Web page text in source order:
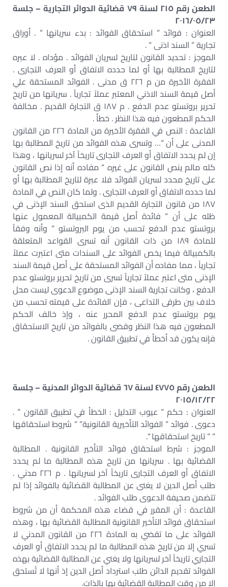
الطعن رقم ٢١٥ لسنة ٧٩ قضائية الدوائر التجارية – جلسة
٢٠١٦/٠٥/٢٣
العنوان : فوائد ” استحقاق الفوائد : بدء سريانها ” . أوراق
تجارية ” السند اذنى ” .
الموجز : تحديد القانون لتاريخ لسريان الفوائد . مؤداه . لا عبره
لتاريخ المطالبة بها أو لما حدده الاتفاق أو العرف التجارى .
الفقرة الأخيرة من م ٢٢٦ ق مدنى . الفوائد المستحقة علي
أصل قيمة السند الاذني المعتبر عملاً تجارياً . سريانها من تاريخ
تحرير بروتستو عدم الدفع . م ١٨٧ ق التجارة القديم . مخالفة
الحكم المطعون فيه هذا النظر . خطأ .
القاعدة : النص في الفقرة الأخيرة من المادة ٢٢٦ من القانون
المدنى على أن “… وتسرى هذه الفوائد من تاريخ المطالبة بها
إن لم يحدد الاتفاق أو العرف التجارى تاريخاً آخر لسريانها ، وهذا
كله مالم ينص القانون على غيره ” مفاده أنه إذا نص القانون
على تاريخ محدد لسريان الفوائد فلا عبرة لتاريخ المطالبة بها أو
لما حدده الاتفاق أو العرف التجارى . ولما كان النص في المادة
١٨٧ من قانون التجارة القديم الذى استحق السند الإذنى في
ظله على أن ” فائدة أصل قيمة الكمبيالة المعمول عنها
بروتستو عدم الدفع تحسب من يوم البروتستو ” وأنه وفقاً
للمادة ١٨٩ من ذات القانون أنه تسرى القواعد المتعلقة
بالكمبيالة فيما يخص الفوائد على السندات متى اعتبرت عملاً
تجارياً ، مما مفاده أن الفوائد المستحقة على أصل قيمة السند
الإذنى متى اعتبر عملاً تجارياً تسرى من تاريخ تحرير بروتستو عدم
الدفع ، وكانت تجارية السند الإذنى موضوع الدعوى ليست محل
خلاف بين طرفى التداعى ، فإن الفائدة على قيمته تحسب من
يوم بروتستو عدم الدفع المحرر عنه ، وإذ خالف الحكم
المطعون فيه هذا النظر وقضى بالفوائد من تاريخ الاستحقاق
فإنه يكون قد أخطأ في تطبيق القانون .
الطعن رقم ٤٧٧٥ لسنة ٦٧ قضائية الدوائر المدنية – جلسة
٢٠١٥/١٢/٢٢
العنوان : حكم ” عيوب التدليل : الخطأ في تطبيق القانون ” .
دعوى . فوائد ” الفوائد التأخيرية القانونية” ” شروط استحقاقها
” ” تاريخ استحقاقها “.
الموجز : شرط استحقاق فوائد التأخير القانونية . المطالبة
القضائية بها . سريانها من تاريخ هذه المطالبة ما لم يحدد
الاتفاق أو العرف التجارى تاريخاً آخر لسريانها . م ٢٢٦ مدني .
طلب أصل الدين لا يغنى عن المطالبة القضائية بالفوائد إذا لم
تتضمن صحيفة الدعوى طلب الفوائد .
القاعدة : أن المقرر في قضاء هذه المحكمة أن من شروط
استحقاق فوائد التأخير القانونية المطالبة القضائية بها ، وهذه
الفوائد على ما تقضي به المادة ٢٢٦ من القانون المدني لا
تسري إلا من تاريخ هذه المطالبة ما لم يحدد الاتفاق أو العرف
التجاري تاريخاً آخر لسريانها ولا يغني عن المطالبة القضائية بهذه
الفوائد تقديم الدائن طلب استرداد أصل الدين إذ أنها لا تُستحق
إلا من وقت المطالبة القضائية بها بالذات.